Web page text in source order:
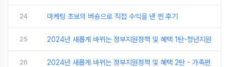
24 마케팅 초보의 버숑으로 직접 수익을 낸 찐 후기
25 2024년 새롭게 바뀌는 정부지원정책 및 혜택 1탄-청년지원
26 2024년 새롭게 바뀌는 정부지원정책 및 혜택 2탄 - 가족편